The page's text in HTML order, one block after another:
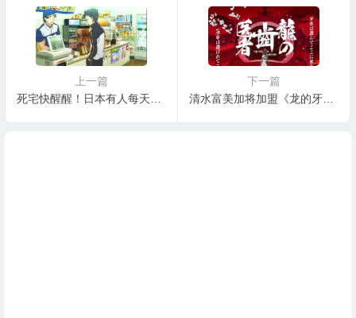
上一篇
下一篇
清水富美加将加盟《龙的牙医》主演声优阵容曝光